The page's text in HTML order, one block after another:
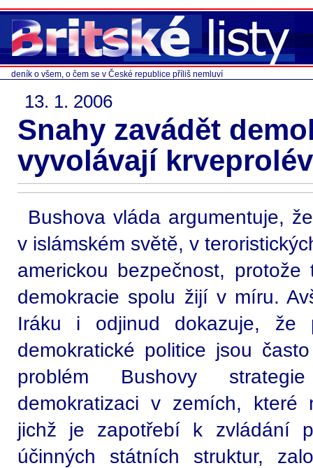
deník o všem, o čem se v České republice příliš nemluví
13. 1. 2006
Snahy zavádět
vyvolávají
Bushova vláda argumentuje,
v islámském světě, v
americkou bezpečnost,
demokracie spolu žijí v míru.
Iráku i odjinud dokazuje, že
demokratické politice jsou
problém Bushovy
demokratizaci v zemích, které
jichž je zapotřebí k zvládání
účinných státních struktur,